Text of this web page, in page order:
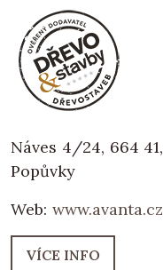
Náves 4/24, 664 41,
Popůvky
Web: www.avanta.cz
VÍCE INFO